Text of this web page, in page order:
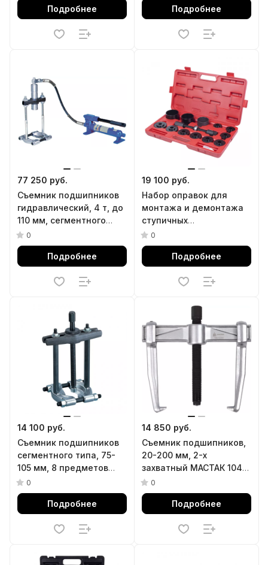
Подробнее Подробнее
77 250 руб.
Съемник подшипников
гидравлический, 4 т, до
110 мм, сегментного
типа, 3 предмета
МАСТАК 104-19404
0
Подробнее
19 100 руб.
Набор оправок для
монтажа и демонтажа
ступичных
подшипников, кейс, 14
предметов МАСТАК 100-
30014C
0
Подробнее
14 100 руб.
Съемник подшипников
сегментного типа, 75-
105 мм, 8 предметов
KING TONY 9BA22
0
Подробнее
14 850 руб.
Съемник подшипников,
20-200 мм, 2-х
захватный МАСТАК 104-
12200
0
Подробнее